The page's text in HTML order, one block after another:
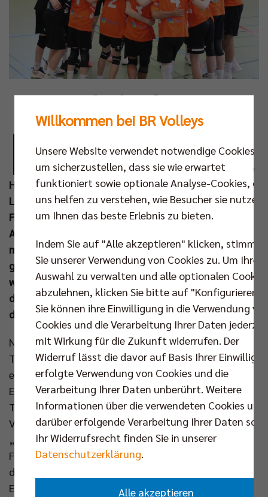
Fotos: Susanne Torge
M JUNIORS am Wochenende von der
Deutschen Meisterschaft in der U16 in die
Hauptstadt zurück. Bei der von den Tecklenburger
Land Volleys in Ibbenbüren ausgerichteten
Finalrunde spielte sich die Berliner
Auswahlmannschaft nervenstark ins Finale und
musste sich dort den L.E. Volleys aus Leipzig mit 1:2
geschlagen geben. Am kommenden Wochenende
warten die nächsten Deutschen Meisterschaften in
der U14 (mit Rotation Prenzlauer Berg) und U18 (mit
den SCC JUNIORS).
Nachdem die SCC JUNIORS zum Auftakt in das 16er-
Turnier den TSV Penzberg mit 2:1 niederrangen, lief
es am ersten Wettkampftag rund. Mit zwei 2:0-
Erfolgen gegen die Ausrichter der TeBu Volleys und
TuS Kriftel sicherte man sich den Gruppensieg und
Viertelfinaleinzug. In der K.o.-Phase war dann
„Tiebreak-Zeit“. Sowohl gegen den VfB
Friedrichshafen (15:9) als auch im Halbfinale gegen
die FT 1844 Freiburg (15:13) hatten die Berliner im
Entscheidungssatz die Nase vorn. Und einen solchen
Willkommen bei BR Volleys
Unsere Website verwendet notwendige Cookies,
um sicherzustellen, dass sie wie erwartet
funktioniert sowie optionale Analyse-Cookies, die
uns helfen zu verstehen, wie Besucher sie nutzen,
um Ihnen das beste Erlebnis zu bieten.
Indem Sie auf "Alle akzeptieren" klicken, stimmen
Sie unserer Verwendung von Cookies zu. Um Ihre
Auswahl zu verwalten und alle optionalen Cookies
abzulehnen, klicken Sie bitte auf "Konfigurieren".
Sie können ihre Einwilligung in die Verwendung
Cookies und die Verarbeitung Ihrer Daten
mit Wirkung für die Zukunft widerrufen. Der
Widerruf lässt die davor auf Basis Ihrer
erfolgte Verwendung von Cookies und die
Verarbeitung Ihrer Daten unberührt. Weitere
Informationen über die verwendeten Cookies und
darüber erfolgende Verarbeitung Ihrer Daten
Ihr Widerrufsrecht finden Sie in unserer
Datenschutzerklärung.
Alle akzeptieren